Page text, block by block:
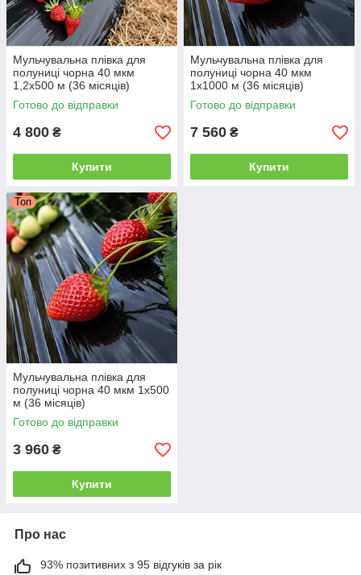
Мульчувальна плівка для
полуниці чорна 40 мкм
1,2х500 м (36 місяців)
Готово до відправки
4 800 ₴
Купити
Мульчувальна плівка для
полуниці чорна 40 мкм
1х1000 м (36 місяців)
Готово до відправки
7 560 ₴
Купити
Топ
Мульчувальна плівка для
полуниці чорна 40 мкм 1х500
м (36 місяців)
Готово до відправки
3 960 ₴
Купити
Про нас
93% позитивних з 95 відгуків за рік